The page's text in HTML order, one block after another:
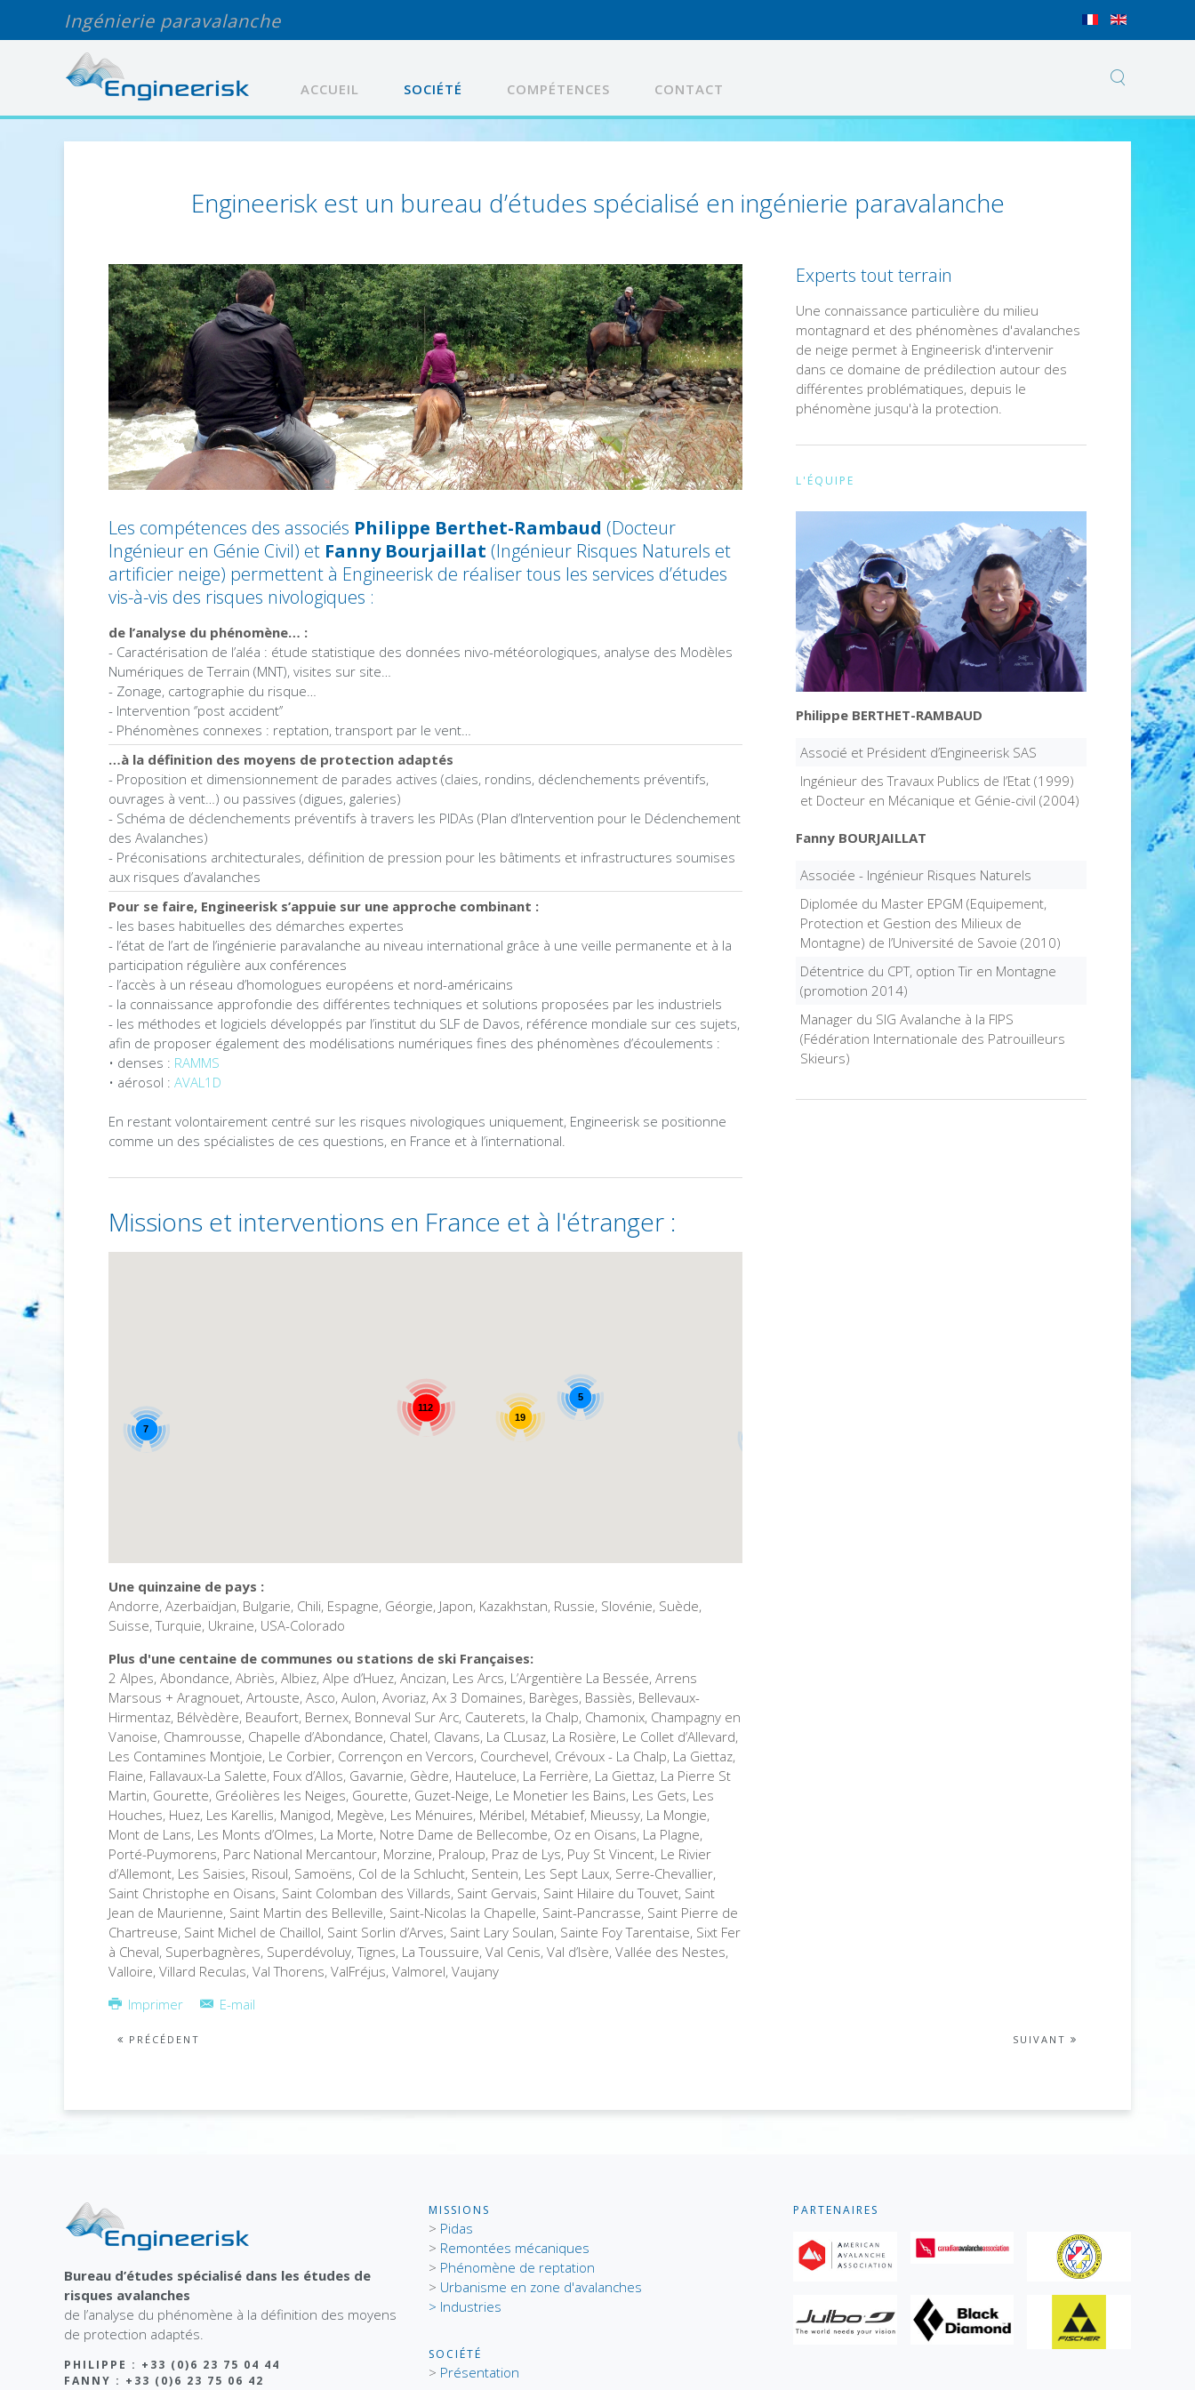
Ingénierie paravalanche
ACCUEIL SOCIÉTÉ COMPÉTENCES CONTACT
Engineerisk est un bureau d’études spécialisé en ingénierie paravalanche
Les compétences des associés Philippe Berthet-Rambaud (Docteur
Ingénieur en Génie Civil) et Fanny Bourjaillat (Ingénieur Risques Naturels et
artificier neige) permettent à Engineerisk de réaliser tous les services d’études
vis-à-vis des risques nivologiques :
de l’analyse du phénomène… :
- Caractérisation de l’aléa : étude statistique des données nivo-météorologiques, analyse des Modèles
Numériques de Terrain (MNT), visites sur site…
- Zonage, cartographie du risque…
- Intervention ‘’post accident’’
- Phénomènes connexes : reptation, transport par le vent…
…à la définition des moyens de protection adaptés
- Proposition et dimensionnement de parades actives (claies, rondins, déclenchements préventifs,
ouvrages à vent…) ou passives (digues, galeries)
- Schéma de déclenchements préventifs à travers les PIDAs (Plan d’Intervention pour le Déclenchement
des Avalanches)
- Préconisations architecturales, définition de pression pour les bâtiments et infrastructures soumises
aux risques d’avalanches
Pour se faire, Engineerisk s’appuie sur une approche combinant :
- les bases habituelles des démarches expertes
- l’état de l’art de l’ingénierie paravalanche au niveau international grâce à une veille permanente et à la
participation régulière aux conférences
- l’accès à un réseau d’homologues européens et nord-américains
- la connaissance approfondie des différentes techniques et solutions proposées par les industriels
- les méthodes et logiciels développés par l’institut du SLF de Davos, référence mondiale sur ces sujets,
afin de proposer également des modélisations numériques fines des phénomènes d’écoulements :
• denses : RAMMS
• aérosol : AVAL1D
En restant volontairement centré sur les risques nivologiques uniquement, Engineerisk se positionne
comme un des spécialistes de ces questions, en France et à l’international.
Missions et interventions en France et à l'étranger :
112
7
5
19
Une quinzaine de pays :
Andorre, Azerbaïdjan, Bulgarie, Chili, Espagne, Géorgie, Japon, Kazakhstan, Russie, Slovénie, Suède,
Suisse, Turquie, Ukraine, USA-Colorado
Plus d'une centaine de communes ou stations de ski Françaises:
2 Alpes, Abondance, Abriès, Albiez, Alpe d’Huez, Ancizan, Les Arcs, L’Argentière La Bessée, Arrens
Marsous + Aragnouet, Artouste, Asco, Aulon, Avoriaz, Ax 3 Domaines, Barèges, Bassiès, Bellevaux-
Hirmentaz, Bélvèdère, Beaufort, Bernex, Bonneval Sur Arc, Cauterets, la Chalp, Chamonix, Champagny en
Vanoise, Chamrousse, Chapelle d’Abondance, Chatel, Clavans, La CLusaz, La Rosière, Le Collet d’Allevard,
Les Contamines Montjoie, Le Corbier, Corrençon en Vercors, Courchevel, Crévoux - La Chalp, La Giettaz,
Flaine, Fallavaux-La Salette, Foux d’Allos, Gavarnie, Gèdre, Hauteluce, La Ferrière, La Giettaz, La Pierre St
Martin, Gourette, Gréolières les Neiges, Gourette, Guzet-Neige, Le Monetier les Bains, Les Gets, Les
Houches, Huez, Les Karellis, Manigod, Megève, Les Ménuires, Méribel, Métabief, Mieussy, La Mongie,
Mont de Lans, Les Monts d’Olmes, La Morte, Notre Dame de Bellecombe, Oz en Oisans, La Plagne,
Porté-Puymorens, Parc National Mercantour, Morzine, Praloup, Praz de Lys, Puy St Vincent, Le Rivier
d’Allemont, Les Saisies, Risoul, Samoëns, Col de la Schlucht, Sentein, Les Sept Laux, Serre-Chevallier,
Saint Christophe en Oisans, Saint Colomban des Villards, Saint Gervais, Saint Hilaire du Touvet, Saint
Jean de Maurienne, Saint Martin des Belleville, Saint-Nicolas la Chapelle, Saint-Pancrasse, Saint Pierre de
Chartreuse, Saint Michel de Chaillol, Saint Sorlin d’Arves, Saint Lary Soulan, Sainte Foy Tarentaise, Sixt Fer
à Cheval, Superbagnères, Superdévoluy, Tignes, La Toussuire, Val Cenis, Val d’Isère, Vallée des Nestes,
Valloire, Villard Reculas, Val Thorens, ValFréjus, Valmorel, Vaujany
Experts tout terrain
Une connaissance particulière du milieu
montagnard et des phénomènes d'avalanches
de neige permet à Engineerisk d'intervenir
dans ce domaine de prédilection autour des
différentes problématiques, depuis le
phénomène jusqu'à la protection.
L'ÉQUIPE
Philippe BERTHET-RAMBAUD
Associé et Président d’Engineerisk SAS
Ingénieur des Travaux Publics de l’Etat (1999)
et Docteur en Mécanique et Génie-civil (2004)
Fanny BOURJAILLAT
Associée - Ingénieur Risques Naturels
Diplomée du Master EPGM (Equipement,
Protection et Gestion des Milieux de
Montagne) de l’Université de Savoie (2010)
Détentrice du CPT, option Tir en Montagne
(promotion 2014)
Manager du SIG Avalanche à la FIPS
(Fédération Internationale des Patrouilleurs
Skieurs)
Imprimer E-mail
PRÉCÉDENT SUIVANT
Bureau d’études spécialisé dans les études de
risques avalanches
de l’analyse du phénomène à la définition des moyens
de protection adaptés.
PHILIPPE : +33 (0)6 23 75 04 44
FANNY : +33 (0)6 23 75 06 42
MISSIONS
> Pidas
> Remontées mécaniques
> Phénomène de reptation
> Urbanisme en zone d'avalanches
> Industries
SOCIÉTÉ
> Présentation
PARTENAIRES